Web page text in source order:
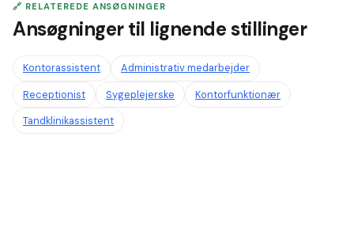
🔗 RELATEREDE ANSØGNINGER
Ansøgninger til lignende stillinger
Kontorassistent
Administrativ medarbejder
Receptionist
Sygeplejerske
Kontorfunktionær
Tandklinikassistent